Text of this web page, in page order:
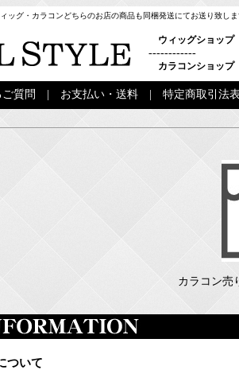
ッグ・カラコンどちらのお店の商品も同梱発送にてお送り致し
ウィッグショップ
------------
カラコンショップ
質問 お支払い・送料 特定商取引法
カラコン売
ついて